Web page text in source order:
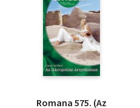
Természettudomány
Történelem
Romana 575. (Az